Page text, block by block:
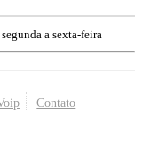
a sexta-feira
Contato